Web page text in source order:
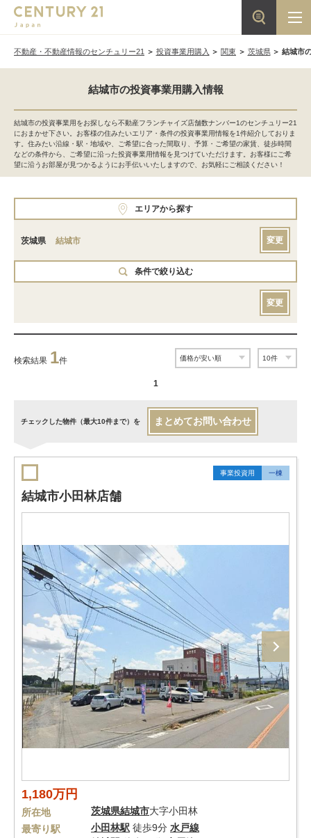
不動産・不動産情報のセンチュリー21 投資事業用購入 関東 茨城県 結城市
結城市の投資事業用購入情報
結城市の投資事業用をお探しなら不動産フランチャイズ店舗数ナンバー1のセンチュリー21
におまかせ下さい。お客様の住みたいエリア・条件の投資事業用情報を1件紹介しておりま
す。住みたい沿線・駅・地域や、ご希望に合った間取り、予算・ご希望の家賃、徒歩時間
などの条件から、ご希望に沿った投資事業用情報を見つけていただけます。お客様にご希
望に沿うお部屋が見つかるようにお手伝いいたしますので、お気軽にご相談ください！
エリアから探す
茨城県 結城市 変更
条件で絞り込む
変更
検索結果 1件
1
チェックした物件（最大10件まで）を まとめてお問い合わせ
事業投資用 一棟
結城市小田林店舗
1,180万円
所在地 茨城県結城市大字小田林
最寄り駅
小田林駅 徒歩9分 水戸線